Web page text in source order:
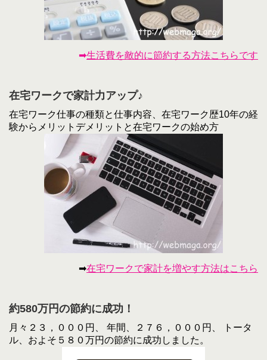
➡生活費を敵的に節約する方法こちらです
在宅ワークで家計力アップ♪
在宅ワーク仕事の種類と仕事内容、在宅ワーク歴10年の経
験からメリットデメリットと在宅ワークの始め方
➡在宅ワークで家計を増やす方法はこちら
約580万円の節約に成功！
月々２３，０００円、 年間、２７６，０００円、 トータ
ル、およそ５８０万円の節約に成功しました。